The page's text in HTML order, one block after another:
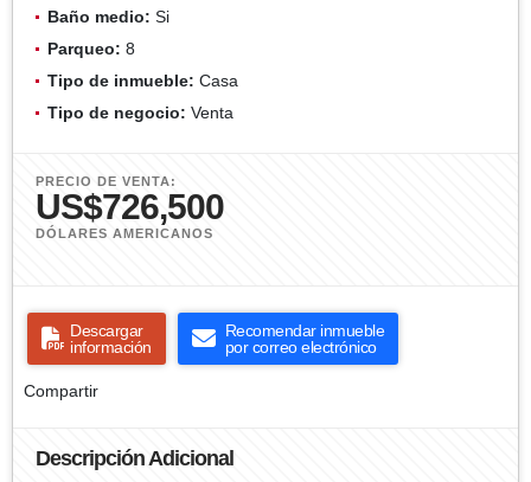
Baño medio: Si
Parqueo: 8
Tipo de inmueble: Casa
Tipo de negocio: Venta
PRECIO DE VENTA:
US$726,500
DÓLARES AMERICANOS
Descargar
información
Recomendar inmueble
por correo electrónico
Compartir
Descripción Adicional